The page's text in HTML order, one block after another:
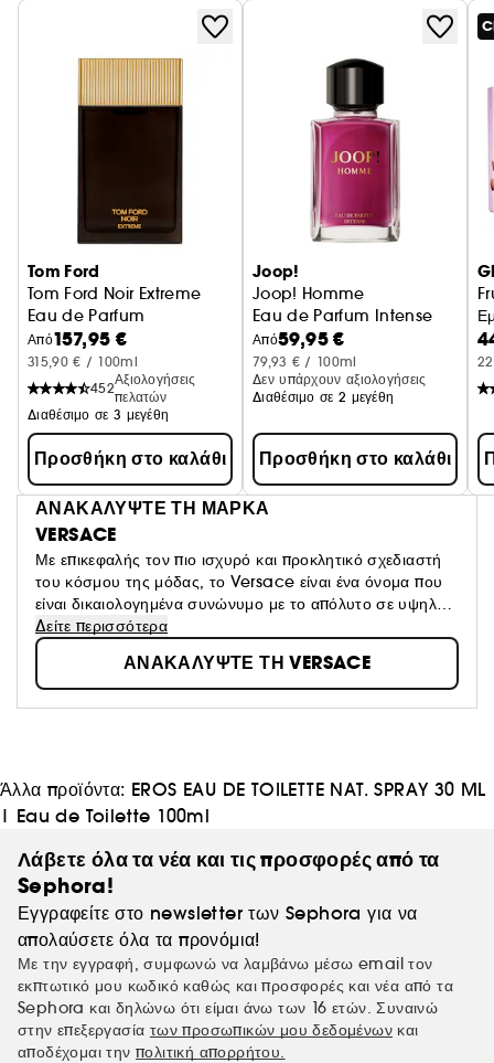
Tom Ford
Tom Ford Noir Extreme
Eau de Parfum
Από157,95 €
315,90 € / 100ml
452
Αξιολογήσεις
πελατών
Διαθέσιμο σε 3 μεγέθη
Προσθήκη στο καλάθι
Joop!
Joop! Homme
Eau de Parfum Intense
Από59,95 €
79,93 € / 100ml
Δεν υπάρχουν αξιολογήσεις
Διαθέσιμο σε 2 μεγέθη
Προσθήκη στο καλάθι
ΑΝΑΚΑΛΥΨΤΕ ΤΗ ΜΑΡΚΑ
VERSACE
Με επικεφαλής τον πιο ισχυρό και προκλητικό σχεδιαστή
του κόσμου της μόδας, το Versace είναι ένα όνομα που
είναι δικαιολογημένα συνώνυμο με το απόλυτο σε υψηλό
στυλ. Έτσι, δεν αποτελεί έκπληξη το γεγονός ότι τα
μοντέρνα αρώματά τους ταιριάζουν με τις δημιουργίες
τους στην πασαρέλα - φυσικές και εκλεπτυσμένες, κομψές
και σπορ, μοντέρνες και θηλυκές και σέξι και λαμπερές.
Από την κυκλοφορία του πρώτου χαρακτηριστικού
να φορούν τα πολλά σύμβολα του τρόπου ζωής versace:
πολυτέλεια, αίγλη και αισθησιασμός.
Δείτε περισσότερα
ΑΝΑΚΑΛΥΨΤΕ ΤΗ VERSACE
Άλλα προϊόντα: EROS EAU DE TOILETTE NAT. SPRAY 30 ML
| Eau de Toilette 100ml
Λάβετε όλα τα νέα και τις προσφορές από τα
Sephora!
Εγγραφείτε στο newsletter των Sephora για να
απολαύσετε όλα τα προνόμια!
Με την εγγραφή, συμφωνώ να λαμβάνω μέσω email τον
εκπτωτικό μου κωδικό καθώς και προσφορές και νέα από τα
Sephora και δηλώνω ότι είμαι άνω των 16 ετών. Συναινώ
στην επεξεργασία των προσωπικών μου δεδομένων και
αποδέχομαι την πολιτική απορρήτου.